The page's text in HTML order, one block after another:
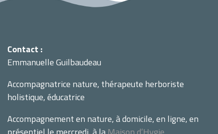
Contact :
Emmanuelle Guilbaudeau
Accompagnatrice nature, thérapeute herboriste
holistique, éducatrice
Accompagnement en nature, à domicile, en ligne, en